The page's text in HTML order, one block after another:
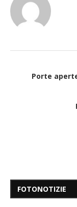
Porte
FOTONOTIZIE